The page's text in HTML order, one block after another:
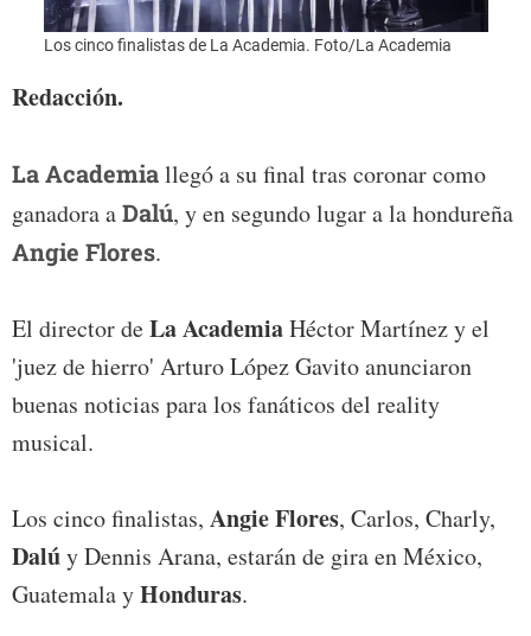
Los cinco finalistas de La Academia. Foto/La Academia
Redacción.
La Academiallegó a su final tras coronar como
ganadora aDalú, y en segundo lugar a la hondureña
Angie Flores.
El director deLa AcademiaHéctor Martínez y el
'juez de hierro' Arturo López Gavito anunciaron
buenas noticias para los fanáticos del reality
musical.
Los cinco finalistas, Angie Flores, Carlos, Charly,
Dalúy Dennis Arana, estarán de gira en México,
Guatemala yHonduras.